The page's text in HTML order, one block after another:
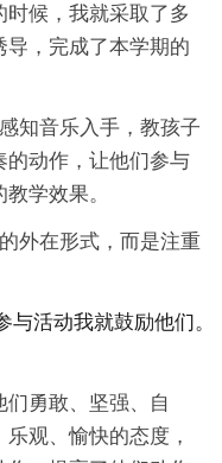
候，我就采取了多
，完成了本学期的
知音乐入手，教孩子
的动作，让他们参与
学效果。
外在形式，而是注重
活动我就鼓励他们。
勇敢、坚强、自
观、愉快的态度，